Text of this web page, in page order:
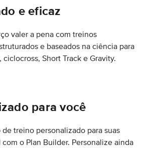
e eficaz
valer a pena com treinos
e baseados na ciência para
ciclocross, Short Track e Gravity.
para você
treino personalizado para suas
o Plan Builder. Personalize ainda